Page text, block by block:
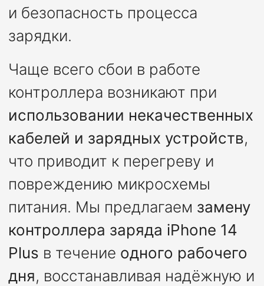
и безопасность процесса
зарядки.
Чаще всего сбои в работе
контроллера возникают при
использовании некачественных
кабелей и зарядных устройств,
что приводит к перегреву и
повреждению микросхемы
питания. Мы предлагаем замену
контроллера заряда iPhone 14
Plus в течение одного рабочего
дня, восстанавливая надёжную и